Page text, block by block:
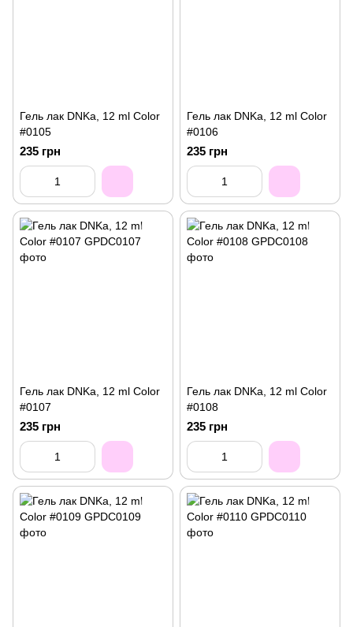
Гель лак DNKa, 12 ml Color
#0105
235 грн
Гель лак DNKa, 12 ml Color
#0106
235 грн
Гель лак DNKa, 12 ml Color
#0107
235 грн
Гель лак DNKa, 12 ml Color
#0108
235 грн